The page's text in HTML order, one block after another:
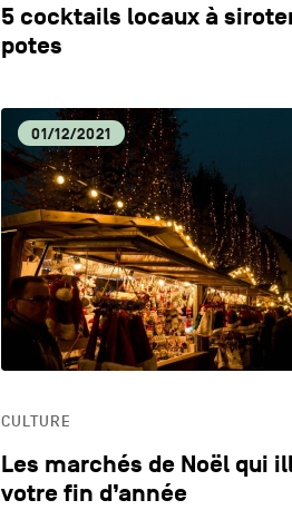
5 cocktails locaux à
potes
01/12/2021
CULTURE
Les marchés de Noël qui
votre fin d’année